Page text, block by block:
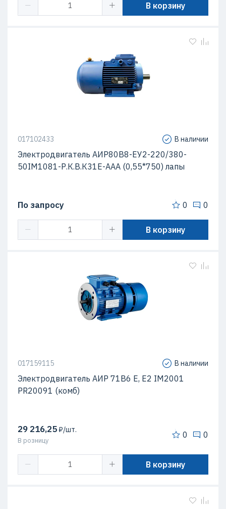
В корзину
017102433 В наличии
Электродвигатель АИР80В8-ЕУ2-220/380-
50IМ1081-Р.К.В.К31Е-ААА (0,55*750) лапы
По запросу 0 0
В корзину
017159115 В наличии
Электродвигатель АИР 71В6 Е, Е2 IM2001
PR20091 (комб)
29 216,25₽/шт.
В розницу
0 0
В корзину